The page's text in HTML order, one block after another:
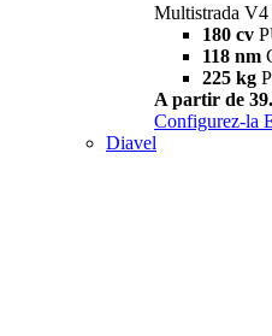
Multistrada V4
180 cv
118 nm
225 kg
A partir de
Configurez-la
Diavel